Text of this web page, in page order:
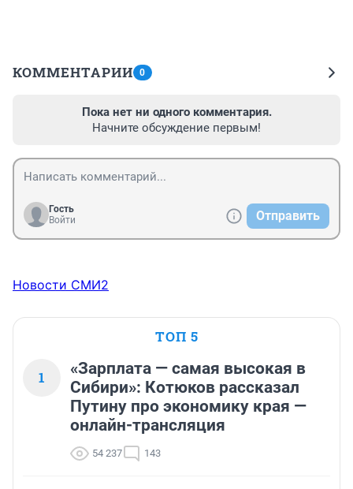
КОММЕНТАРИИ 0
Пока нет ни одного комментария.
Начните обсуждение первым!
Гость
Войти
Отправить
Новости СМИ2
ТОП 5
1
«Зарплата — самая высокая в
Сибири»: Котюков рассказал
Путину про экономику края —
онлайн-трансляция
54 237 143